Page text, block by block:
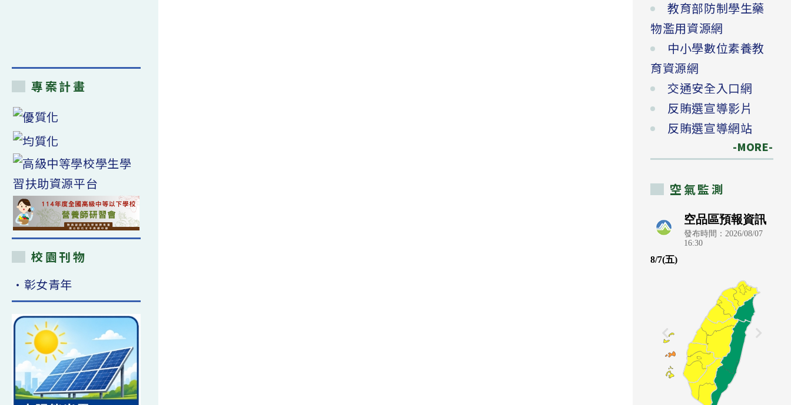
專案計畫
校園刊物
•彰女青年
教育部防制學生藥
物濫用資源網
中小學數位素養教
育資源網
交通安全入口網
反賄選宣導影片
反賄選宣導網站
-MORE-
空氣監測